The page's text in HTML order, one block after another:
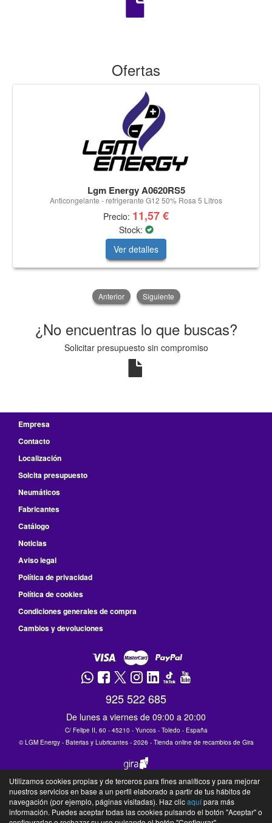
Ofertas
Lgm Energy A0620RS5
Anticongelante - refrigerante G12 50% Rosa 5 Litros
Precio: 11,57 €
Stock:
Ver detalles
Anterior Siguiente
¿No encuentras lo que buscas?
Solicitar presupuesto sin compromiso
Empresa
Contacto
Localización
Solcita presupuesto
Neumáticos
Fabricantes
Catálogo
Noticias
Aviso legal
Política de privacidad
Política de cookies
Condiciones generales de compra
Cambios y devoluciones
925 522 685
De lunes a viernes de 09:00 a 20:00
C/ Felipe II, 60 - 45210 - Yuncos - Toledo - España
©LGM Energy - Baterias y Lubricantes- 2026 -Tienda online de recambios de Gira
Utilizamos cookies propias y de terceros para fines analíticos y para mejorar
nuestros servicios en base a un perfil elaborado a partir de tus hábitos de
navegación (por ejemplo, páginas visitadas). Haz clicaquípara más
información. Puedes aceptar todas las cookies pulsando el botón "Aceptar" o